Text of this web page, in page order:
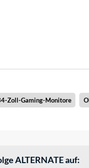
Zoll-Gaming-Monitore
ALTERNATE auf: